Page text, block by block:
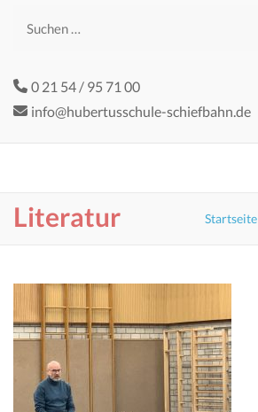
Suchen
0 21 54 / 95 71 00
info@hubertusschule-schiefbahn.de
Literatur Startseite